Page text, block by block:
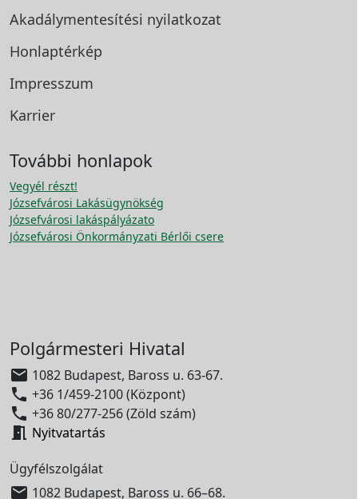
Akadálymentesítési nyilatkozat
Honlaptérkép
Impresszum
Karrier
További honlapok
Vegyél részt!
Józsefvárosi Lakásügynökség
Józsefvárosi lakáspályázato
Józsefvárosi Önkormányzati Bérlői csere
Polgármesteri Hivatal
 1082 Budapest, Baross u. 63-67.
 +36 1/459-2100 (Központ)
 +36 80/277-256 (Zöld szám)
 Nyitvatartás
Ügyfélszolgálat
 1082 Budapest, Baross u. 66–68.